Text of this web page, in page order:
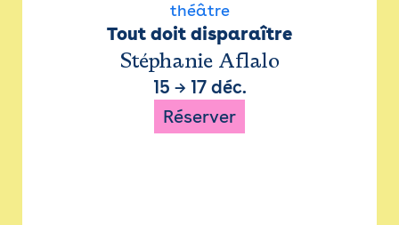
théâtre
Tout doit disparaître
Stéphanie Aflalo
15 → 17 déc.
Réserver